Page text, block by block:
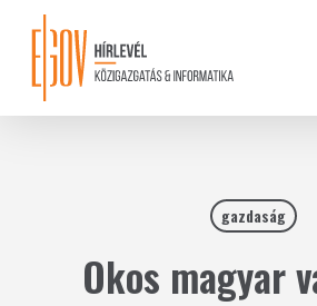
content
gazdaság
Okos magyar